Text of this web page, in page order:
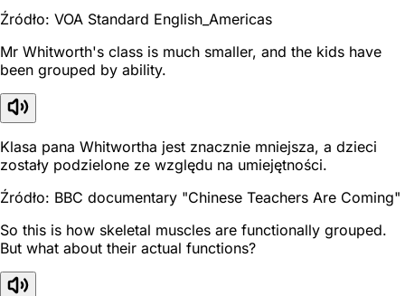
Źródło: VOA Standard English_Americas
Mr Whitworth's class is much smaller, and the kids have
been grouped by ability.
Klasa pana Whitwortha jest znacznie mniejsza, a dzieci
zostały podzielone ze względu na umiejętności.
Źródło: BBC documentary "Chinese Teachers Are Coming"
So this is how skeletal muscles are functionally grouped.
But what about their actual functions?